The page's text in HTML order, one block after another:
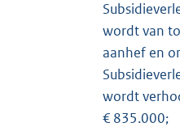
wordt van
aanhef en
wordt
€ 835.000;